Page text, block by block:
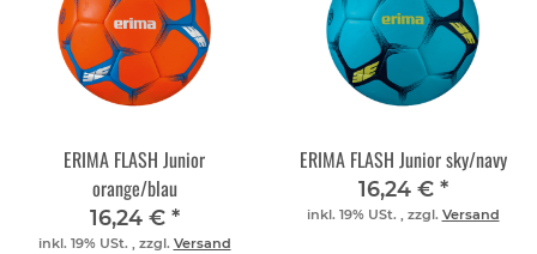
ERIMA FLASH Junior
orange/blau
16,24 € *
inkl. 19% USt. , zzgl. Versand
ERIMA FLASH Junior sky/navy
16,24 € *
inkl. 19% USt. , zzgl. Versand